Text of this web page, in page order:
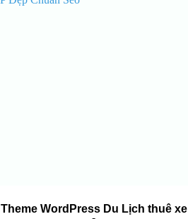
Theme WordPress Du Lịch thuê xe